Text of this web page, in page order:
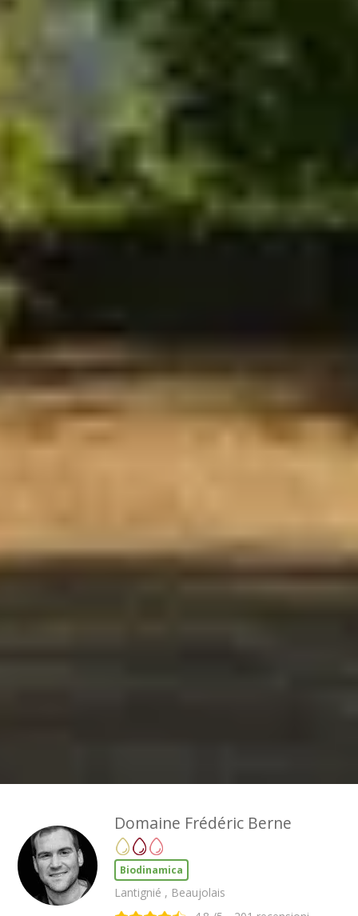
Domaine Frédéric Berne
Biodinamica
Lantignié , Beaujolais